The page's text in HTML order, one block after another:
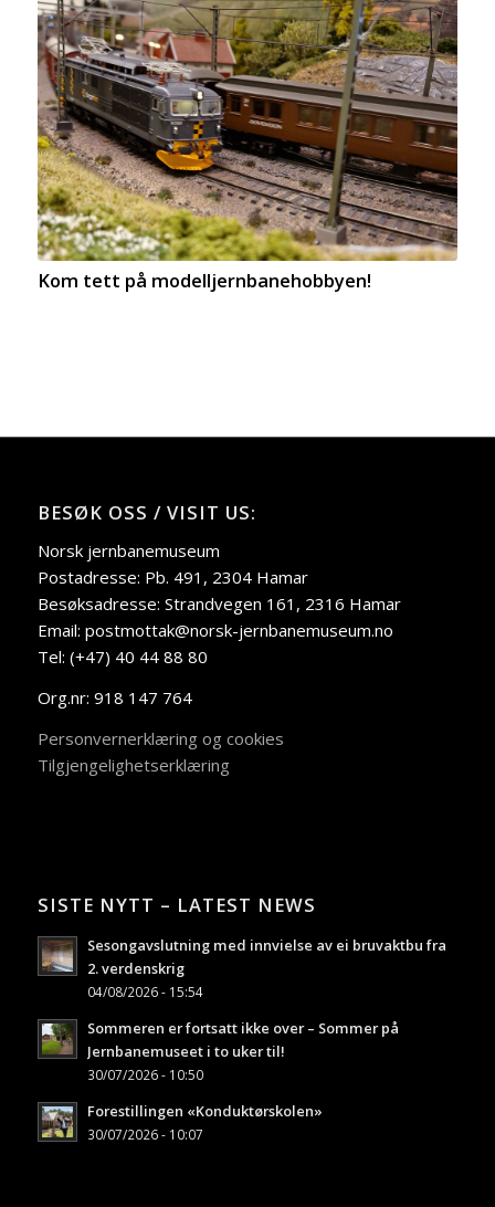
Kom tett på modelljernbanehobbyen!
BESØK OSS / VISIT US:
Norsk jernbanemuseum
Postadresse: Pb. 491, 2304 Hamar
Besøksadresse: Strandvegen 161, 2316 Hamar
Email: postmottak@norsk-jernbanemuseum.no
Tel: (+47) 40 44 88 80
Org.nr: 918 147 764
Personvernerklæring og cookies
Tilgjengelighetserklæring
SISTE NYTT – LATEST NEWS
Sesongavslutning med innvielse av ei bruvaktbu fra
2. verdenskrig
04/08/2026 - 15:54
Sommeren er fortsatt ikke over – Sommer på
Jernbanemuseet i to uker til!
30/07/2026 - 10:50
Forestillingen «Konduktørskolen»
30/07/2026 - 10:07